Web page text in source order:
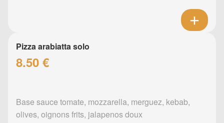
Pizza arabiatta solo
8.50 €
Base sauce tomate, mozzarella, merguez, kebab,
olives, oignons frits, jalapenos doux